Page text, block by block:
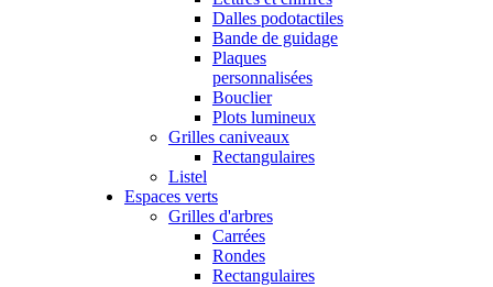
Dalles podotactiles
Bande de guidage
Plaques
personnalisées
Bouclier
Plots lumineux
Grilles caniveaux
Rectangulaires
Listel
Espaces verts
Grilles d'arbres
Carrées
Rondes
Rectangulaires